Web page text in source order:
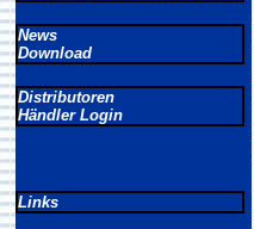
News
Download
Distributoren
Händler Login
Links